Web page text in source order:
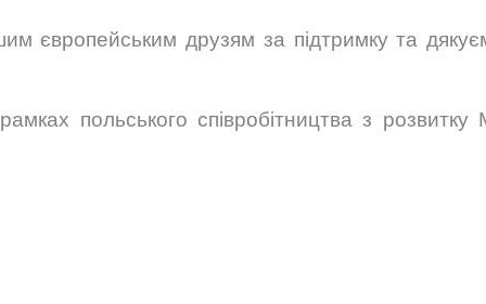
європейським друзям за підтримку та
польського співробітництва з розвитку